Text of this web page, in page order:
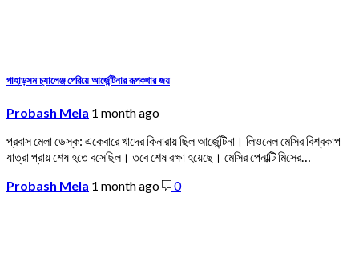
পাহাড়সম চ্যালেঞ্জ পেরিয়ে আর্জেন্টিনার রূপকথার জয়
Probash Mela 1 month ago
প্রবাস মেলা ডেস্ক: একেবারে খাদের কিনারায় ছিল আর্জেন্টিনা। লিওনেল মেসির বিশ্বকাপ
যাত্রা প্রায় শেষ হতে বসেছিল। তবে শেষ রক্ষা হয়েছে। মেসির পেনাল্টি মিসের…
Probash Mela 1 month ago 0